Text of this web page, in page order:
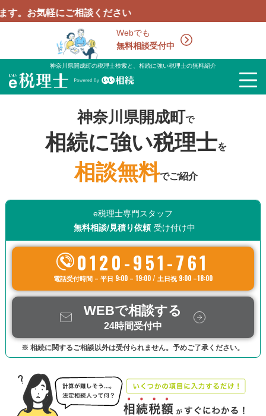
Webでも
無料相談受付中
ご相談ください
神奈川県開成町の税理士検索と、相続に強い税理士の無料紹介
神奈川県開成町で
相続に強い税理士を
相談無料でご紹介
e税理士専門スタッフ
無料相談/見積り依頼 受け付け中
0120-951-761
電話受付時間 – 平日 9:00 – 19:00 / 土日祝 9:00 –18:00
WEBで相談する
24時間受付中
※ 相続に関するご相談以外は受付られません。予めご了承ください。